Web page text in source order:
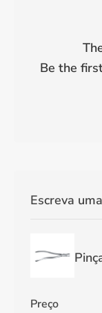
Be the
Escreva
Preço